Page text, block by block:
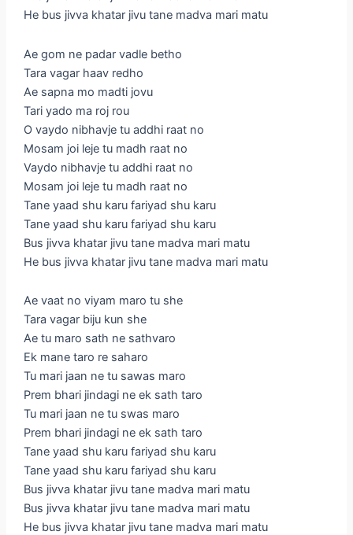
He bus jivva khatar jivu tane madva mari matu
Ae gom ne padar vadle betho
Tara vagar haav redho
Ae sapna mo madti jovu
Tari yado ma roj rou
O vaydo nibhavje tu addhi raat no
Mosam joi leje tu madh raat no
Vaydo nibhavje tu addhi raat no
Mosam joi leje tu madh raat no
Tane yaad shu karu fariyad shu karu
Tane yaad shu karu fariyad shu karu
Bus jivva khatar jivu tane madva mari matu
He bus jivva khatar jivu tane madva mari matu
Ae vaat no viyam maro tu she
Tara vagar biju kun she
Ae tu maro sath ne sathvaro
Ek mane taro re saharo
Tu mari jaan ne tu sawas maro
Prem bhari jindagi ne ek sath taro
Tu mari jaan ne tu swas maro
Prem bhari jindagi ne ek sath taro
Tane yaad shu karu fariyad shu karu
Tane yaad shu karu fariyad shu karu
Bus jivva khatar jivu tane madva mari matu
Bus jivva khatar jivu tane madva mari matu
He bus jivva khatar jivu tane madva mari matu